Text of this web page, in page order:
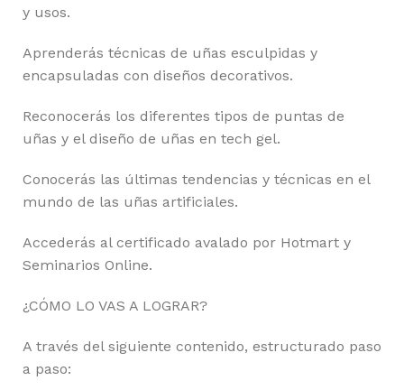
y usos.
Aprenderás técnicas de uñas esculpidas y
encapsuladas con diseños decorativos.
Reconocerás los diferentes tipos de puntas de
uñas y el diseño de uñas en tech gel.
Conocerás las últimas tendencias y técnicas en el
mundo de las uñas artificiales.
Accederás al certificado avalado por Hotmart y
Seminarios Online.
¿CÓMO LO VAS A LOGRAR?
A través del siguiente contenido, estructurado paso
a paso: